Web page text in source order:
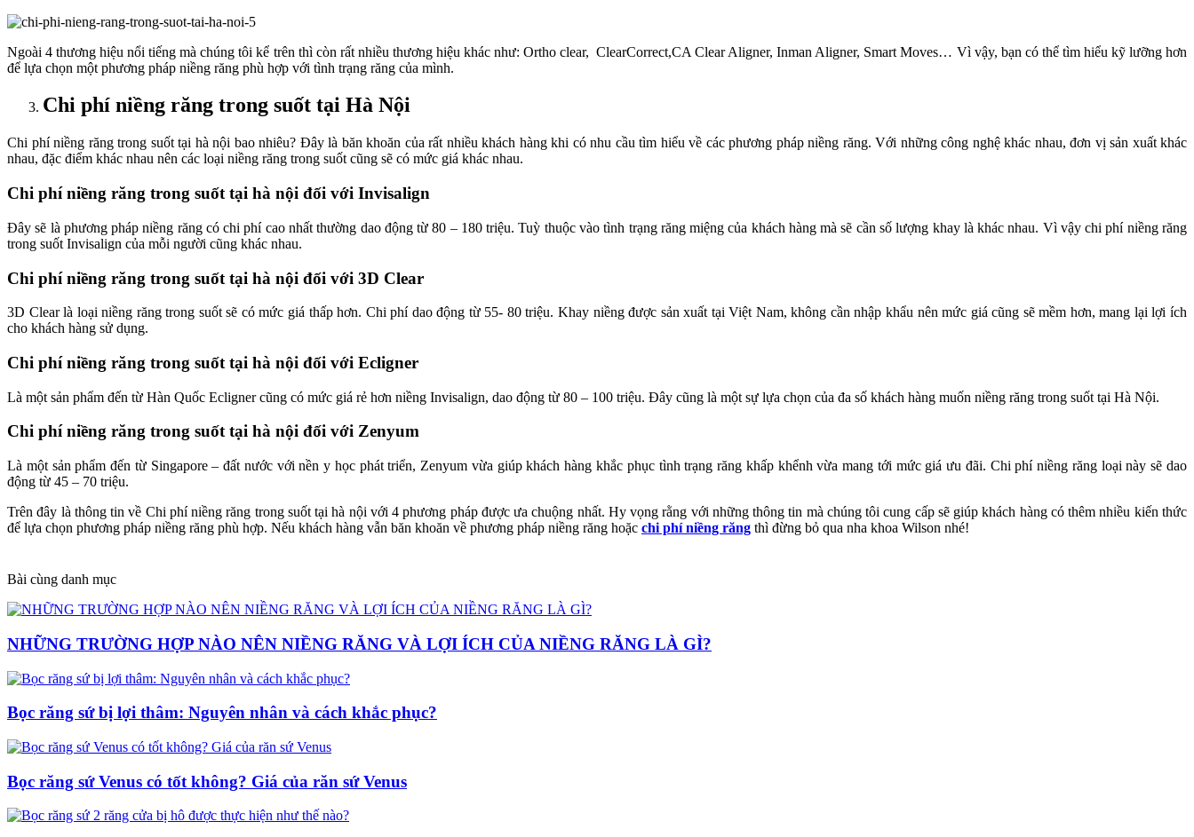
Ngoài 4 thương hiệu nổi tiếng mà chúng tôi kể trên thì còn rất nhiều thương hiệu khác như: Ortho clear, ClearCorrect,CA Clear Aligner, Inman Aligner, Smart Moves… Vì vậy, bạn có thể tìm hiểu kỹ lưỡng hơn
để lựa chọn một phương pháp niềng răng phù hợp với tình trạng răng của mình.
Chi phí niềng răng trong suốt tại Hà Nội
Chi phí niềng răng trong suốt tại hà nội bao nhiêu? Đây là băn khoăn của rất nhiều khách hàng khi có nhu cầu tìm hiểu về các phương pháp niềng răng. Với những công nghệ khác nhau, đơn vị sản xuất khác
nhau, đặc điểm khác nhau nên các loại niềng răng trong suốt cũng sẽ có mức giá khác nhau.
Chi phí niềng răng trong suốt tại hà nội đối với Invisalign
Đây sẽ là phương pháp niềng răng có chi phí cao nhất thường dao động từ 80 – 180 triệu. Tuỳ thuộc vào tình trạng răng miệng của khách hàng mà sẽ cần số lượng khay là khác nhau. Vì vậy chi phí niềng răng
trong suốt Invisalign của mỗi người cũng khác nhau.
Chi phí niềng răng trong suốt tại hà nội đối với 3D Clear
3D Clear là loại niềng răng trong suốt sẽ có mức giá thấp hơn. Chi phí dao động từ 55- 80 triệu. Khay niềng được sản xuất tại Việt Nam, không cần nhập khẩu nên mức giá cũng sẽ mềm hơn, mang lại lợi ích
cho khách hàng sử dụng.
Chi phí niềng răng trong suốt tại hà nội đối với Ecligner
Là một sản phẩm đến từ Hàn Quốc Ecligner cũng có mức giá rẻ hơn niềng Invisalign, dao động từ 80 – 100 triệu. Đây cũng là một sự lựa chọn của đa số khách hàng muốn niềng răng trong suốt tại Hà Nội.
Chi phí niềng răng trong suốt tại hà nội đối với Zenyum
Là một sản phẩm đến từ Singapore – đất nước với nền y học phát triển, Zenyum vừa giúp khách hàng khắc phục tình trạng răng khấp khểnh vừa mang tới mức giá ưu đãi. Chi phí niềng răng loại này sẽ dao
động từ 45 – 70 triệu.
Trên đây là thông tin về Chi phí niềng răng trong suốt tại hà nội với 4 phương pháp được ưa chuộng nhất. Hy vọng rằng với những thông tin mà chúng tôi cung cấp sẽ giúp khách hàng có thêm nhiều kiến thức
để lựa chọn phương pháp niềng răng phù hợp. Nếu khách hàng vẫn băn khoăn về phương pháp niềng răng hoặc chi phí niềng răng thì đừng bỏ qua nha khoa Wilson nhé!
Bài cùng danh mục
NHỮNG TRƯỜNG HỢP NÀO NÊN NIỀNG RĂNG VÀ LỢI ÍCH CỦA NIỀNG RĂNG LÀ GÌ?
Bọc răng sứ bị lợi thâm: Nguyên nhân và cách khắc phục?
Bọc răng sứ Venus có tốt không? Giá của răn sứ Venus